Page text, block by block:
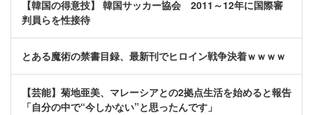
【韓国の得意技】 韓国サッカー協会 2011～12年に国際審
判員らを性接待
とある魔術の禁書目録、最新刊でヒロイン戦争決着ｗｗｗｗ
【芸能】菊地亜美、マレーシアとの2拠点生活を始めると報告
「自分の中で“今しかない”と思ったんです」